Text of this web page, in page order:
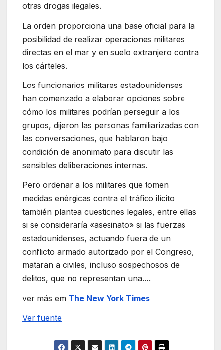
otras drogas ilegales.
La orden proporciona una base oficial para la
posibilidad de realizar operaciones militares
directas en el mar y en suelo extranjero contra
los cárteles.
Los funcionarios militares estadounidenses
han comenzado a elaborar opciones sobre
cómo los militares podrían perseguir a los
grupos, dijeron las personas familiarizadas con
las conversaciones, que hablaron bajo
condición de anonimato para discutir las
sensibles deliberaciones internas.
Pero ordenar a los militares que tomen
medidas enérgicas contra el tráfico ilícito
también plantea cuestiones legales, entre ellas
si se consideraría «asesinato» si las fuerzas
estadounidenses, actuando fuera de un
conflicto armado autorizado por el Congreso,
mataran a civiles, incluso sospechosos de
delitos, que no representan una….
ver más em The New York Times
Ver fuente